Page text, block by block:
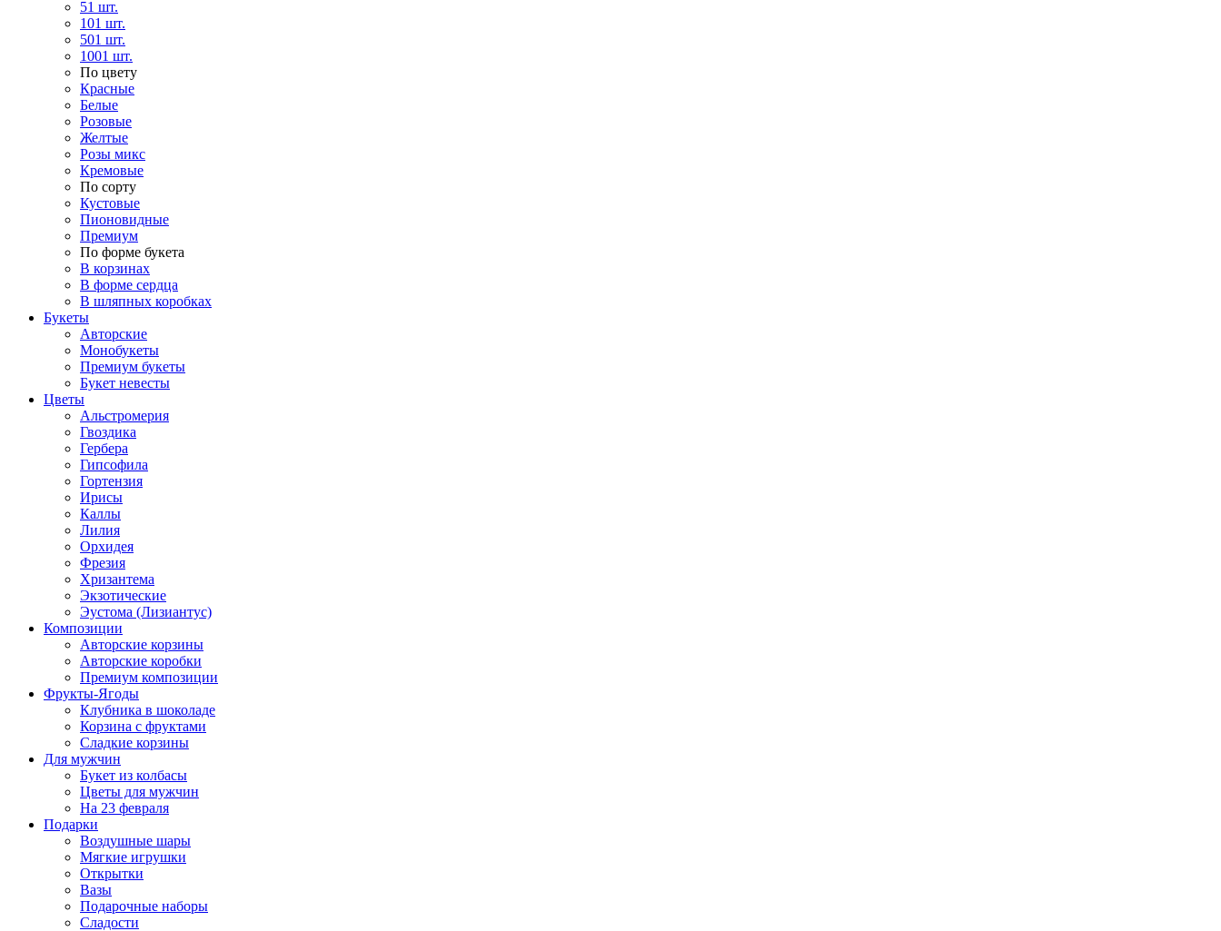
51 шт.
101 шт.
501 шт.
1001 шт.
По цвету
Красные
Белые
Розовые
Желтые
Розы микс
Кремовые
По сорту
Кустовые
Пионовидные
Премиум
По форме букета
В корзинах
В форме сердца
В шляпных коробках
Букеты
Авторские
Монобукеты
Премиум букеты
Букет невесты
Цветы
Альстромерия
Гвоздика
Гербера
Гипсофила
Гортензия
Ирисы
Каллы
Лилия
Орхидея
Фрезия
Хризантема
Экзотические
Эустома (Лизиантус)
Композиции
Авторские корзины
Авторские коробки
Премиум композиции
Фрукты-Ягоды
Клубника в шоколаде
Корзина с фруктами
Сладкие корзины
Для мужчин
Букет из колбасы
Цветы для мужчин
На 23 февраля
Подарки
Воздушные шары
Мягкие игрушки
Открытки
Вазы
Подарочные наборы
Сладости